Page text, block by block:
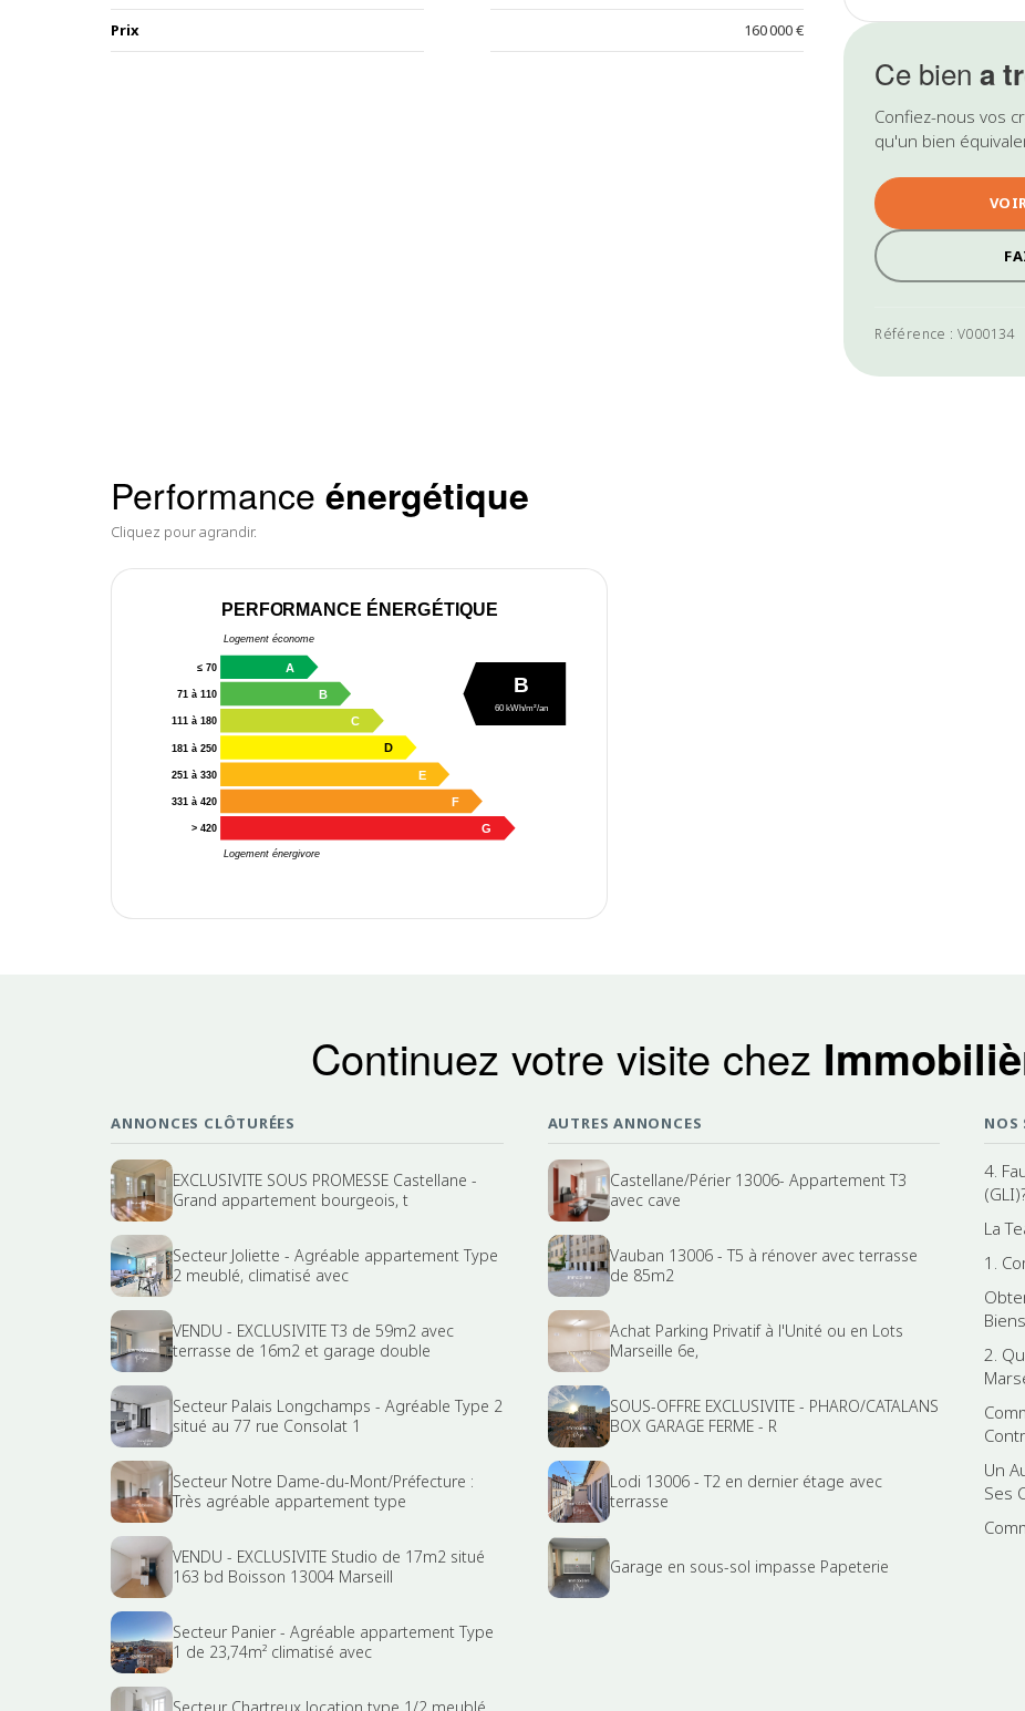
Ce biena
Confiez-nous vos
qu'un bien
Référence : V000134
Prix 160 000 €
Performance énergétique
Cliquez pour agrandir.
PERFORMANCE ÉNERGÉTIQUE
Logement économe
Logement énergivore
≤ 70 A
71 à 110 B
111 à 180 C
181 à 250 D
251 à 330 E
331 à 420 F
> 420 G
B
60 kWh/m²/an
Continuez votre visite chez
ANNONCES CLÔTURÉES
EXCLUSIVITE SOUS PROMESSE Castellane -
Grand appartement bourgeois, t
Secteur Joliette - Agréable appartement Type
2 meublé, climatisé avec
VENDU - EXCLUSIVITE T3 de 59m2 avec
terrasse de 16m2 et garage double
Secteur Palais Longchamps - Agréable Type 2
situé au 77 rue Consolat 1
Secteur Notre Dame-du-Mont/Préfecture :
Très agréable appartement type
VENDU - EXCLUSIVITE Studio de 17m2 situé
163 bd Boisson 13004 Marseill
Secteur Panier - Agréable appartement Type
1 de 23,74m² climatisé avec
AUTRES ANNONCES
Castellane/Périer 13006- Appartement T3
avec cave
Vauban 13006 - T5 à rénover avec terrasse
de 85m2
Achat Parking Privatif à l'Unité ou en Lots
Marseille 6e,
SOUS-OFFRE EXCLUSIVITE - PHARO/CATALANS
BOX GARAGE FERME - R
Lodi 13006 - T2 en dernier étage avec
terrasse
Garage en sous-sol impasse Papeterie
NOS
4.
La
1.
2.
Un
Ses